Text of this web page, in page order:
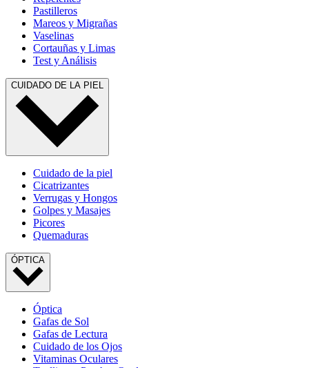
Pastilleros
Mareos y Migrañas
Vaselinas
Cortauñas y Limas
Test y Análisis
CUIDADO DE LA PIEL
Cuidado de la piel
Cicatrizantes
Verrugas y Hongos
Golpes y Masajes
Picores
Quemaduras
ÓPTICA
Óptica
Gafas de Sol
Gafas de Lectura
Cuidado de los Ojos
Vitaminas Oculares